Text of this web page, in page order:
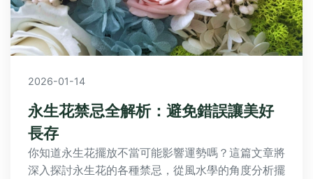
2026-01-14
永生花禁忌全解析：避免錯誤讓美好
長存
你知道永生花擺放不當可能影響運勢嗎？這篇文章將
深入探討永生花的各種禁忌，從風水學的角度分析擺